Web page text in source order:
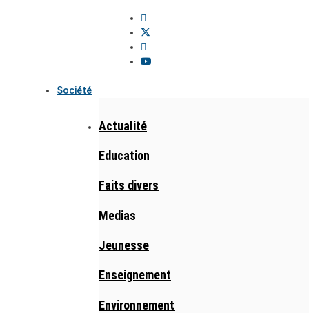
Société
Actualité
Education
Faits divers
Medias
Jeunesse
Enseignement
Environnement